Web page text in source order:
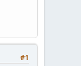
#1